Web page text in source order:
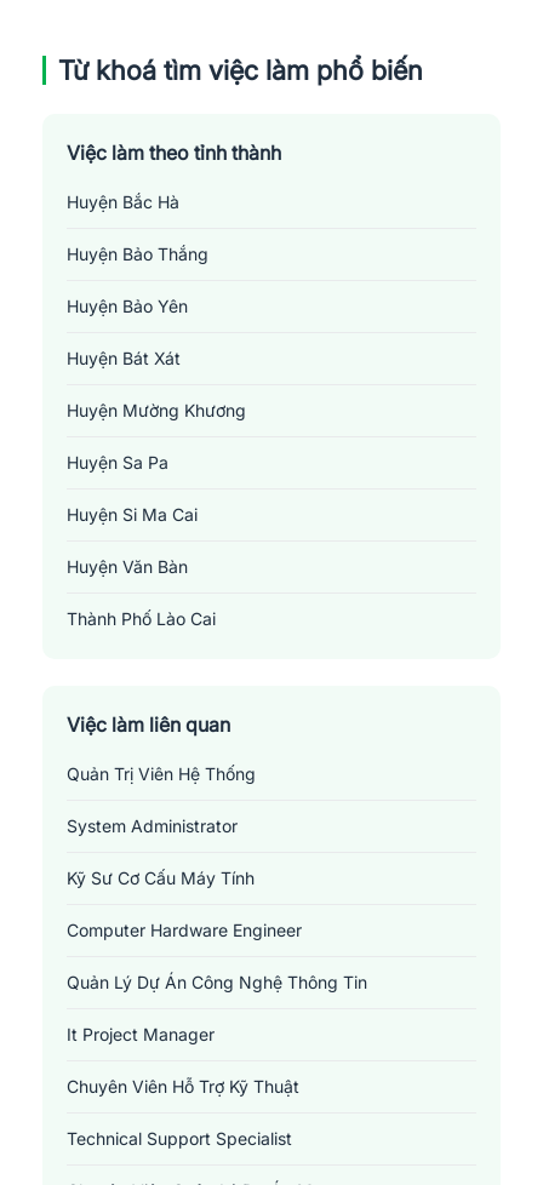
Từ khoá tìm việc làm phổ biến
Việc làm theo tỉnh thành
Huyện Bắc Hà
Huyện Bảo Thắng
Huyện Bảo Yên
Huyện Bát Xát
Huyện Mường Khương
Huyện Sa Pa
Huyện Si Ma Cai
Huyện Văn Bàn
Thành Phố Lào Cai
Việc làm liên quan
Quản Trị Viên Hệ Thống
System Administrator
Kỹ Sư Cơ Cấu Máy Tính
Computer Hardware Engineer
Quản Lý Dự Án Công Nghệ Thông Tin
It Project Manager
Chuyên Viên Hỗ Trợ Kỹ Thuật
Technical Support Specialist